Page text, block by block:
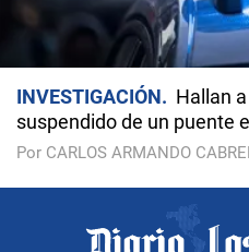
INVESTIGACIÓN
Hallan
suspendido de un puente
Por CARLOS ARMANDO